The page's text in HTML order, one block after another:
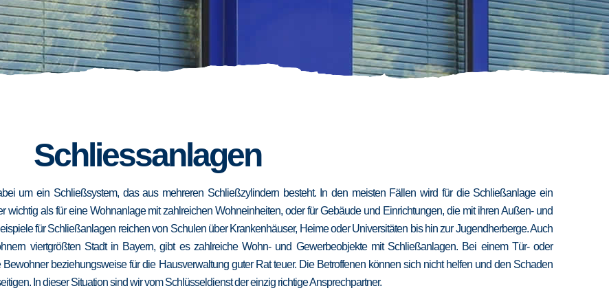
Schliessanlagen
um ein Schließsystem, das aus mehreren Schließzylindern besteht. In den meisten Fällen wird für die Schließanlage ein
als für eine Wohnanlage mit zahlreichen Wohneinheiten, oder für Gebäude und Einrichtungen, die mit ihren Außen- und
für Schließanlagen reichen von Schulen über Krankenhäuser, Heime oder Universitäten bis hin zur Jugendherberge. Auch
viertgrößten Stadt in Bayern, gibt es zahlreiche Wohn- und Gewerbeobjekte mit Schließanlagen. Bei einem Tür- oder
beziehungsweise für die Hausverwaltung guter Rat teuer. Die Betroffenen können sich nicht helfen und den Schaden
In dieser Situation sind wir vom Schlüsseldienst der einzig richtige Ansprechpartner.